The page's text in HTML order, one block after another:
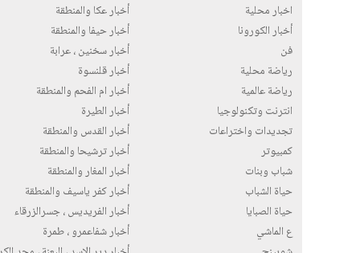
اخبار محلية
أخبار الكورونا
فن
رياضة محلية
رياضة عالمية
انترنت وتكنولوجيا
تجديدات واختراعات
كمبيوتر
شباب وبنات
حياة الشباب
حياة الصبايا
ع الماشي
أخبار عكا والمنطقة
أخبار حيفا والمنطقة
أخبار سخنين ، عرابة
أخبار قلنسوة
أخبار ام الفحم والمنطقة
أخبار الطيرة
أخبار القدس والمنطقة
أخبار ترشيحا والمنطقة
أخبار المغار والمنطقة
أخبار كفر ياسيف والمنطقة
أخبار الفريديس ، جسرالزرقاء
أخبار شفاعمرو ، طمرة